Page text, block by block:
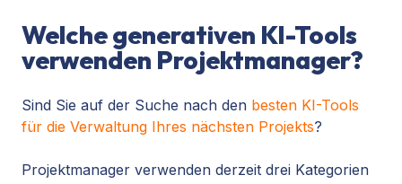
Welche generativen KI-Tools
verwenden Projektmanager?
Sind Sie auf der Suche nach den besten KI-Tools
für die Verwaltung Ihres nächsten Projekts?
Projektmanager verwenden derzeit drei Kategorien